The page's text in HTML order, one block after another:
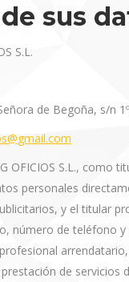
sus
S.L.
de Begoña, s/n
OFICIOS S.L., como
personales
y el titular
número de teléfono
de servicios